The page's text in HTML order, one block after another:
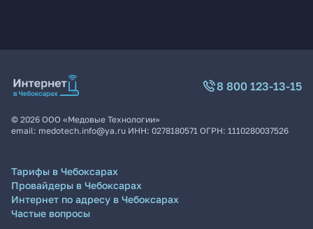
8 800 123-13-15
© 2026 ООО «Медовые Технологии»
email: medotech.info@ya.ru ИНН: 0278180571 ОГРН: 1110280037526
Тарифы в Чебоксарах
Провайдеры в Чебоксарах
Интернет по адресу в Чебоксарах
Частые вопросы